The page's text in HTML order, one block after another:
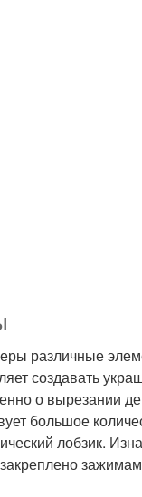
различные
создавать
о вырезании
большое
лобзик.